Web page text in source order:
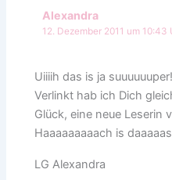
Alexandra
12. Dezember 2011 um 10:43
Uiiiih das is ja suuuuuuper!
Verlinkt hab ich Dich
Glück, eine neue Leserin
Haaaaaaaaach is
LG Alexandra